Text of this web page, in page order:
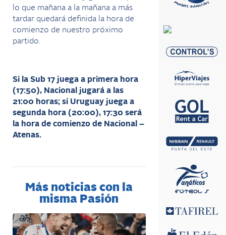
lo que mañana a la mañana a más
tardar quedará definida la hora de
comienzo de nuestro próximo
partido.
Si la Sub 17 juega a primera hora
(17:50), Nacional jugará a las
21:00 horas; si Uruguay juega a
segunda hora (20:00), 17:30 será
la hora de comienzo de Nacional –
Atenas.
Más noticias con la
misma Pasión